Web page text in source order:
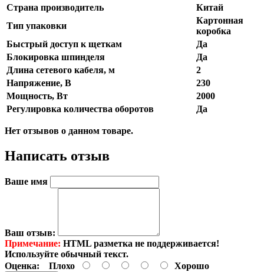
Страна производитель
Китай
Тип упаковки
Картонная
коробка
Быстрый доступ к щеткам
Да
Блокировка шпинделя
Да
Длина сетевого кабеля, м
2
Напряжение, В
230
Мощность, Вт
2000
Регулировка количества оборотов
Да
Нет отзывов о данном товаре.
Написать отзыв
Ваше имя
Ваш отзыв:
Примечание: HTML разметка не поддерживается!
Используйте обычный текст.
Оценка: Плохо Хорошо